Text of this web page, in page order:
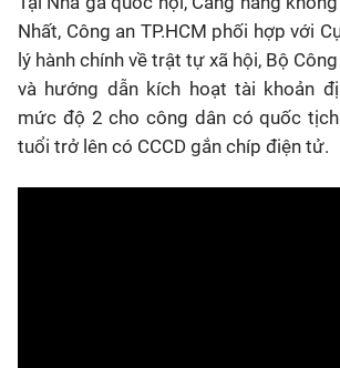
Nhất, Công an TP.HCM phối hợp với
lý hành chính về trật tự xã hội, Bộ
và hướng dẫn kích hoạt tài khoản
mức độ 2 cho công dân có quốc
tuổi trở lên có CCCD gắn chíp điện tử.